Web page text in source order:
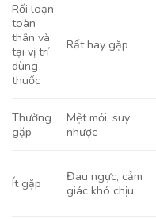
Rối loạn
toàn
thân và
tại vị trí
dùng
thuốc
Rất hay gặp
Thường
gặp
Mệt mỏi, suy
nhược
Ít gặp
Đau ngực, cảm
giác khó chịu